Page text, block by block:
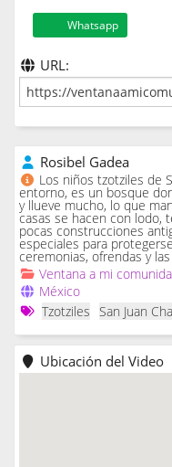
Whatsapp
URL:
Rosibel Gadea
Los niños tzotziles de
entorno, es un bosque
y llueve mucho, lo que
casas se hacen con lodo,
pocas construcciones
especiales para
ceremonias, ofrendas y
Ventana a mi
México
Tzotziles
San Juan
Ubicación del Video